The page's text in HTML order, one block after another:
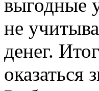
выгодные
не
денег.